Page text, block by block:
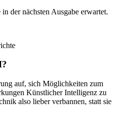
der nächsten Ausgabe erwartet.
auf, sich Möglichkeiten zum
Künstlicher Intelligenz zu
also lieber verbannen, statt sie